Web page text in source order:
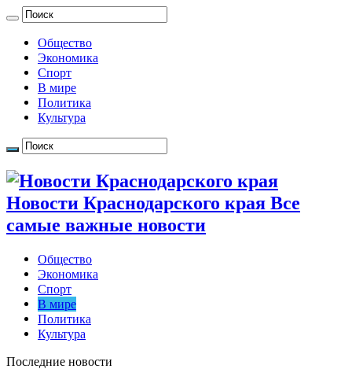
Общество
Экономика
Спорт
В мире
Политика
Культура
Новости Краснодарского края Все
самые важные новости
Общество
Экономика
Спорт
В мире
Политика
Культура
Последние новости